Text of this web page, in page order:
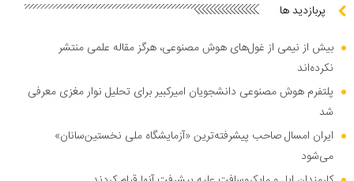
پربازدید ها
بیش از نیمی از غول‌های هوش مصنوعی، هرگز مقاله علمی منتشر
نکرده‌اند
پلتفرم هوش مصنوعی دانشجویان امیرکبیر برای تحلیل نوار مغزی معرفی
شد
ایران امسال صاحب پیشرفته‌ترین «آزمایشگاه ملی نخستین‌سانان»
می‌شود